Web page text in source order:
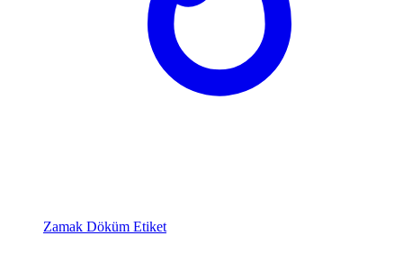
Zamak Döküm Etiket